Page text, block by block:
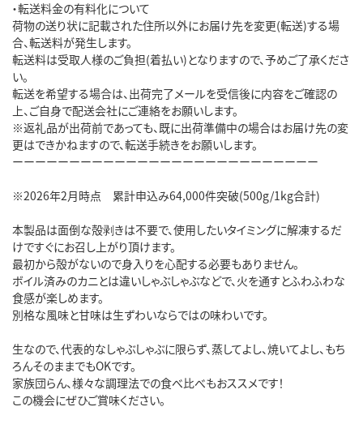
・転送料金の有料化について
荷物の送り状に記載された住所以外にお届け先を変更(転送)する場
合、転送料が発生します。
転送料は受取人様のご負担(着払い)となりますので、予めご了承くださ
い。
転送を希望する場合は、出荷完了メールを受信後に内容をご確認の
上、ご自身で配送会社にご連絡をお願いします。
※返礼品が出荷前であっても、既に出荷準備中の場合はお届け先の変
更はできかねますので、転送手続きをお願いします。
※2026年2月時点　累計申込み64,000件突破(500g/1kg合計)
本製品は面倒な殻剥きは不要で、使用したいタイミングに解凍するだ
けですぐにお召し上がり頂けます。
最初から殻がないので身入りを心配する必要もありません。
ボイル済みのカニとは違いしゃぶしゃぶなどで、火を通すとふわふわな
食感が楽しめます。
別格な風味と甘味は生ずわいならではの味わいです。
生なので、代表的なしゃぶしゃぶに限らず、蒸してよし、焼いてよし、もち
ろんそのままでもOKです。
家族団らん、様々な調理法での食べ比べもおススメです！
この機会にぜひご賞味ください。